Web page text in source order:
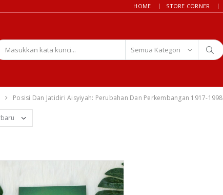
HOME STORE CORNER
Posisi Dan Jatidiri Aisyiyah: Perubahan Dan Perkembangan 1917-1998